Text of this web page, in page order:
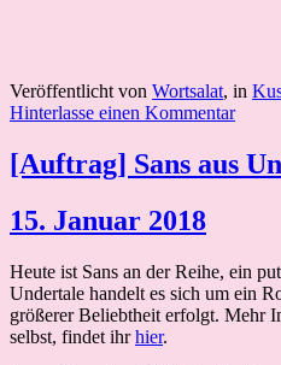
Veröffentlicht von Wortsalat, in
Hinterlasse einen Kommentar
[Auftrag] Sans aus
15. Januar 2018
Heute ist Sans an der Reihe, ein
Undertale handelt es sich um ein
größerer Beliebtheit erfolgt. Mehr
selbst, findet ihrhier.